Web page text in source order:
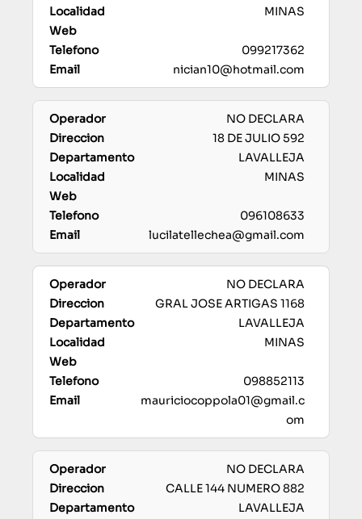
MINAS
099217362
nician10@hotmail.com
NO DECLARA
18 DE JULIO 592
LAVALLEJA
MINAS
096108633
lucilatellechea@gmail.com
NO DECLARA
GRAL JOSE ARTIGAS 1168
LAVALLEJA
MINAS
098852113
mauriciocoppola01@gmail.c
om
NO DECLARA
CALLE 144 NUMERO 882
LAVALLEJA